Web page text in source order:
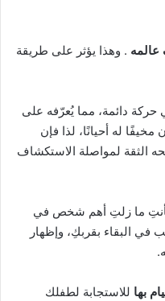
. وهذا يؤثر على طريقة
دائمة، مما يُعرّفه على
له أحيانًا، لذا فإن
الثقة لمواصلة الاستكشاف
ما زلتِ أهم شخص في
في البقاء بقربكِ، وإظهار
بها للاستجابة لطفلك